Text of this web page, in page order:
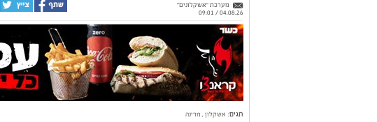
מערכת "אשקלונים"
04.08.26 / 09:01
תגים: אשקלון, מרינה